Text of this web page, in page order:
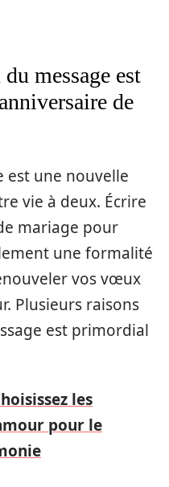
message est
de
est une nouvelle
vie à deux. Écrire
mariage pour
une formalité
vos vœux
Plusieurs raisons
est primordial
les
pour le